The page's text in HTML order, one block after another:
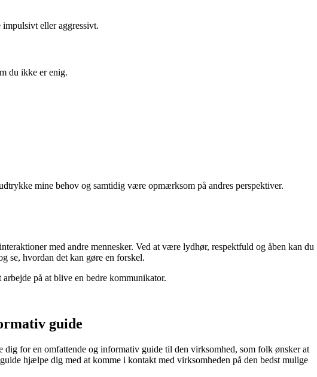
eller aggressivt.
du ikke er enig.
mine behov og samtidig være opmærksom på andres perspektiver.
med andre mennesker. Ved at være lydhør, respektfuld og åben kan du
se, hvordan det kan gøre en forskel.
på at blive en bedre kommunikator.
guide
for en omfattende og informativ guide til den virksomhed, som folk ønsker at
hjælpe dig med at komme i kontakt med virksomheden på den bedst mulige